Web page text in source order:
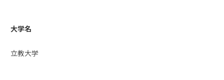
大学名
立教大学